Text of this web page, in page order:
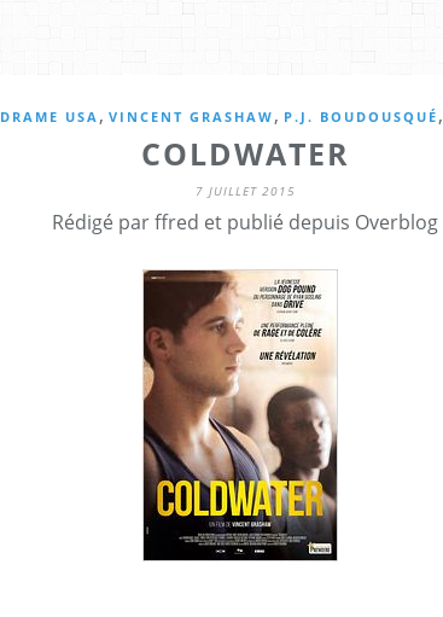
DRAME USA , VINCENT GRASHAW , P.J. BOUDOUSQUÉ ,
COLDWATER
7 JUILLET 2015
Rédigé par ffred et publié depuis Overblog